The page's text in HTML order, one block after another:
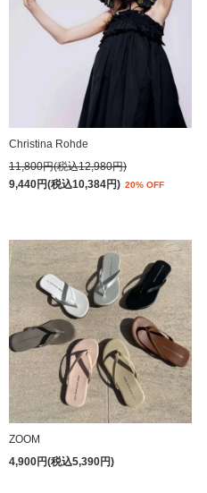
Christina Rohde
11,800円(税込12,980円)
9,440円(税込10,384円) 20% OFF
ZOOM
4,900円(税込5,390円)